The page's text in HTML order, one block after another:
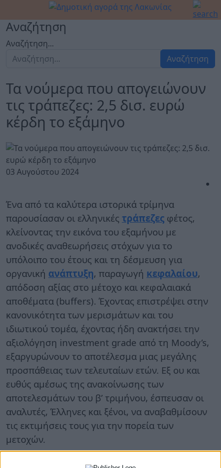
Αναζήτηση
Αναζήτηση...
Αναζήτηση
Τα νούμερα που απογειώνουν
τις τράπεζες: 2,5 δισ. ευρώ
κέρδη το εξάμηνο
03 Αυγούστου 2024
Ένα από τα καλύτερα ιστορικά τρίμηνα
παρουσίασαν οι ελληνικές τράπεζες φέτος,
κλείνοντας την εικόνα του εξαμήνου με
ανοδικές αναθεωρήσεις στόχων για το
υπόλοιπο του έτους και τη δέσμευση για
οργανική ανάπτυξη, παραγωγή κεφαλαίου,
απόδοση αξίας στο μέτοχο και κεφαλαιακά
αποθέματα (buffers). Έχοντας επιστρέψει στην
κανονικότητα των μερισμάτων και του
ιδιωτικού τομέα, έχοντας ήδη ανακτήσει την
αξιολόγηση investment grade από τη Moody’s,
εξαργυρώνουν το αποτέλεσμα μιας μεγάλης
προσπάθειας των τελευταίων ετών. Εξ ου και
ευθύς αμέσως της ανακοίνωσης των
αποτελεσμάτων του β’ τριμήνου, έσπευσαν οι
αναλυτές, Έλληνες και ξένοι, να αναβαθμίσουν
τις εκτιμήσεις τους για την πορεία των
μετοχών.